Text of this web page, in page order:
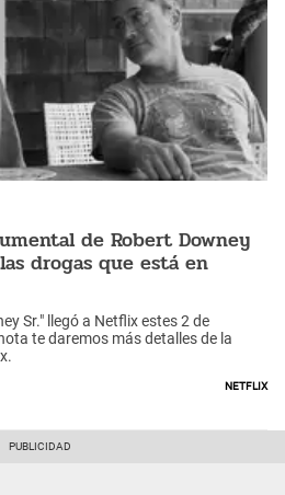
de Robert Downey
drogas que está en
Sr." llegó a Netflix estes 2 de
te daremos más detalles de la
Netflix